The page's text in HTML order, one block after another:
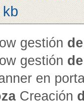
gestión de
gestión de
en
Creación